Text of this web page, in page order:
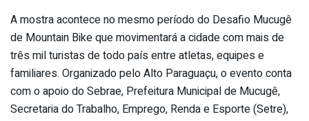
A mostra acontece no mesmo período do Desafio Mucugê
de Mountain Bike que movimentará a cidade com mais de
três mil turistas de todo país entre atletas, equipes e
familiares. Organizado pelo Alto Paraguaçu, o evento conta
com o apoio do Sebrae, Prefeitura Municipal de Mucugê,
Secretaria do Trabalho, Emprego, Renda e Esporte (Setre),